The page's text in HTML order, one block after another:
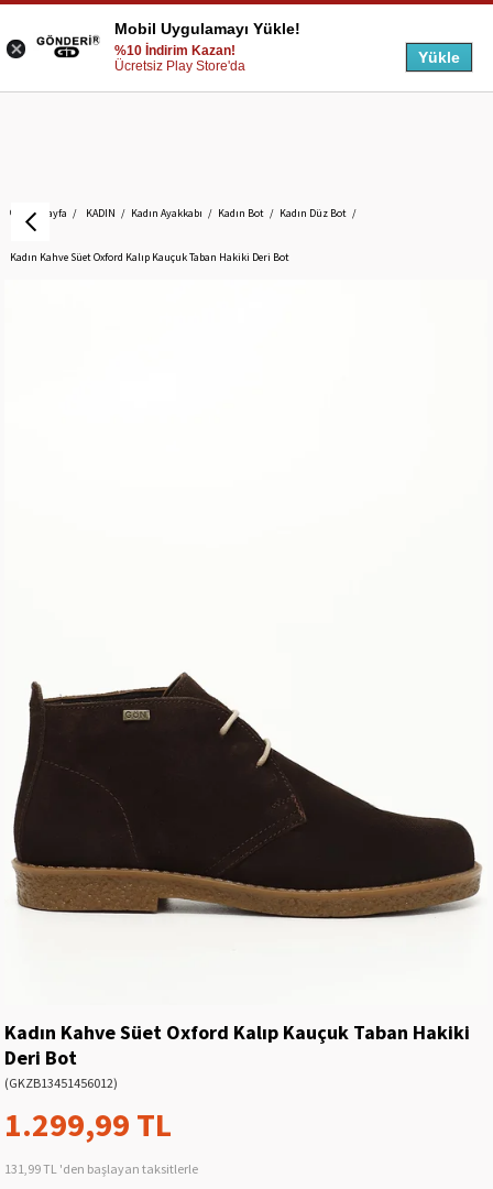
Anasayfa KADIN Kadın Ayakkabı Kadın Bot Kadın Düz Bot
Kadın Kahve Süet Oxford Kalıp Kauçuk Taban Hakiki Deri Bot
Kadın Kahve Süet Oxford Kalıp Kauçuk Taban Hakiki
Deri Bot
(GKZB13451456012)
1.299,99 TL
131,99 TL 'den başlayan taksitlerle
Mobil Uygulamayı Yükle!
%10 İndirim Kazan!
Ücretsiz Play Store'da
Yükle